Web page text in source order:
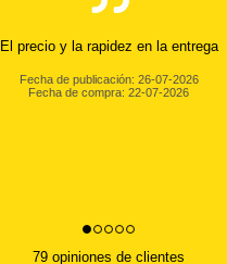
El precio y la rapidez en la entrega
Fecha de publicación: 26-07-2026
Fecha de compra: 22-07-2026
79 opiniones de clientes